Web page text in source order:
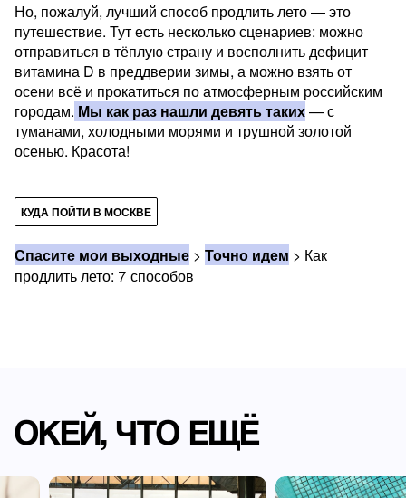
Но, пожалуй, лучший способ продлить лето — это
путешествие. Тут есть несколько сценариев: можно
отправиться в тёплую страну и восполнить дефицит
витамина D в преддверии зимы, а можно взять от
осени всё и прокатиться по атмосферным российским
городам. Мы как раз нашли девять таких— с
туманами, холодными морями и трушной золотой
осенью. Красота!
КУДА ПОЙТИ В МОСКВЕ
Спасите мои выходные > Точно идем > Как
продлить лето: 7 способов
ОКЕЙ, ЧТО ЕЩЁ